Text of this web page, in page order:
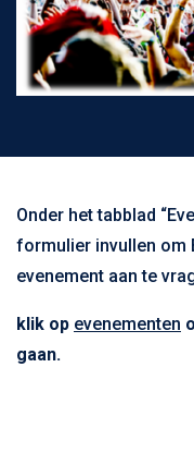
Onder het tabblad
formulier invullen om
evenement aan te
klik op evenementen
gaan.